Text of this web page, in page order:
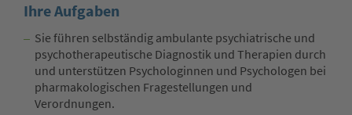
Ihre Aufgaben
Sie führen selbständig ambulante psychiatrische und
psychotherapeutische Diagnostik und Therapien durch
und unterstützen Psychologinnen und Psychologen bei
pharmakologischen Fragestellungen und
Verordnungen.